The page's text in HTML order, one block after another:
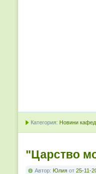
Категория: Новини
"Царство
Автор: Юлия от 25-11-